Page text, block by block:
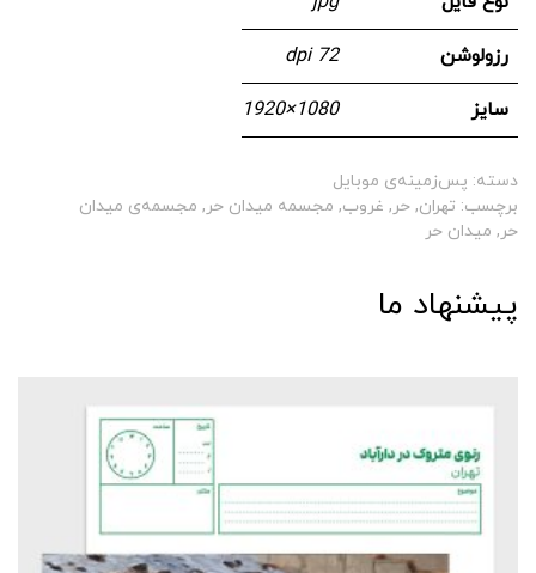
رزولوشن 72 dpi
سایز 1080 × 1920
دسته: پس‌زمینه‌ی موبایل
برچسب: تهران, حر , غروب, مجسمه میدان حر , مجسمه‌ی میدان
حر , میدان حر
پیشنهاد ما